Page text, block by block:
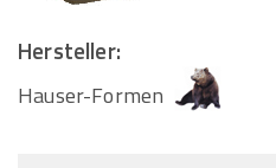
Hersteller:
Hauser-Formen